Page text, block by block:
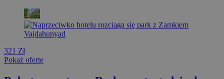
321 Zł
Pokaż ofertę